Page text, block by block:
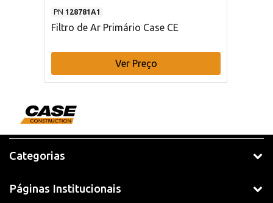
PN 128781A1
Filtro de Ar Primário Case CE
Ver Preço
Categorias
Páginas Institucionais